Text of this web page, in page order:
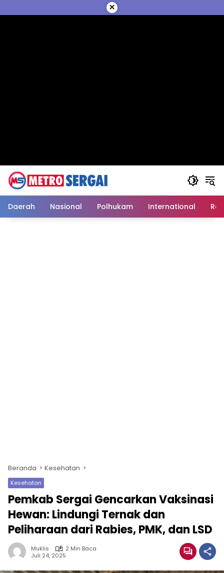
ke
×
Daerah Nasional Polhukam International
Beranda Kesehatan
Kesehatan
Pemkab Sergai Gencarkan Vaksinasi
Hewan: Lindungi Ternak dan
Peliharaan dari Rabies, PMK, dan LSD
Muklis
2 Min Baca
Juli 24, 2025